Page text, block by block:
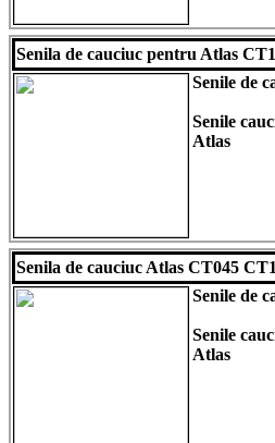
Senila de cauciuc pentru Atlas
Senile de
Senile
Atlas
Senila de cauciuc Atlas CT045
Senile de
Senile
Atlas